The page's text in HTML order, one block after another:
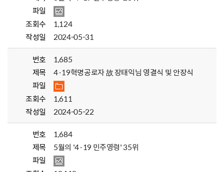
파일
조회수
1,124
작성일
2024-05-31
번호
1,685
제목
4·19혁명공로자 故 장태익님 영결식 및 안장식
파일
조회수
1,611
작성일
2024-05-22
번호
1,684
제목
5월의 '4·19 민주영령' 35위
파일